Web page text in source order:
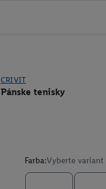
CRIVIT
Pánske tenisky
Farba:Vyberte variant